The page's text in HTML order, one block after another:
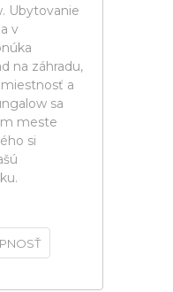
Ubytovanie
v
na záhradu,
a
sa
meste
si